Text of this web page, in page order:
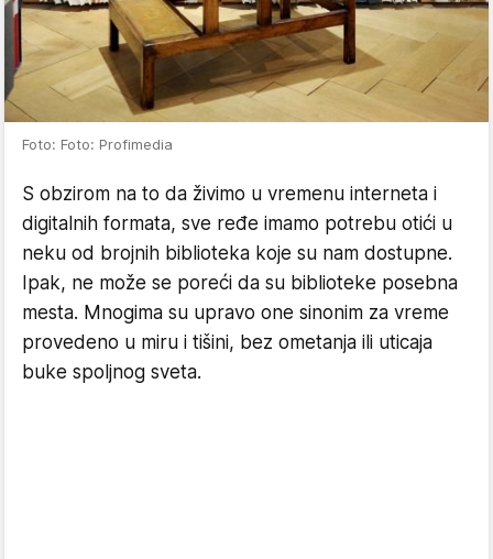
Foto: Foto: Profimedia
S obzirom na to da živimo u vremenu interneta i
digitalnih formata, sve ređe imamo potrebu otići u
neku od brojnih biblioteka koje su nam dostupne.
Ipak, ne može se poreći da su biblioteke posebna
mesta. Mnogima su upravo one sinonim za vreme
provedeno u miru i tišini, bez ometanja ili uticaja
buke spoljnog sveta.